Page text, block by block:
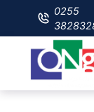
0255